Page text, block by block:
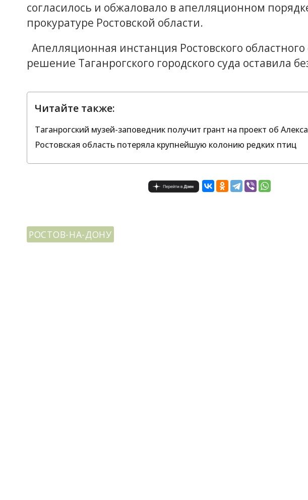
согласилось и обжаловало в апелляционном
прокуратуре Ростовской области.
Апелляционная инстанция Ростовского областного
решение Таганрогского городского суда оставила
Читайте также:
Таганрогский музей-заповедник получит грант на проект об
Ростовская область потеряла крупнейшую колонию редких птиц
РОСТОВ-НА-ДОНУ